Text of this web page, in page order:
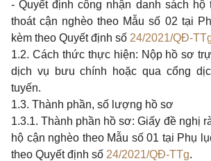
- Quyết định công nhận danh sách hộ
thoát cận nghèo theo Mẫu số 02 tại
kèm theo Quyết định số 24/2021/QĐ-
1.2. Cách thức thực hiện: Nộp hồ sơ
dịch vụ bưu chính hoặc qua cổng
tuyến.
1.3. Thành phần, số lượng hồ sơ
1.3.1. Thành phần hồ sơ: Giấy đề nghị
hộ cận nghèo theo Mẫu số 01 tại Phụ
theo Quyết định số 24/2021/QĐ-TTg.